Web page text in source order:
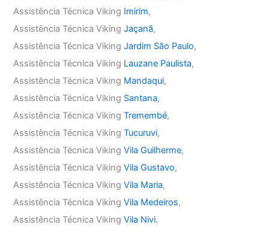
Assistência Técnica Viking Imirim,
Assistência Técnica VikingJaçanã,
Assistência Técnica VikingJardim São Paulo,
Assistência Técnica Viking Lauzane Paulista,
Assistência Técnica Viking Mandaqui,
Assistência Técnica Viking Santana,
Assistência Técnica VikingTremembé,
Assistência Técnica VikingTucuruvi,
Assistência Técnica VikingVila Guilherme,
Assistência Técnica VikingVila Gustavo,
Assistência Técnica VikingVila Maria,
Assistência Técnica VikingVila Medeiros,
Assistência Técnica VikingVila Nivi.